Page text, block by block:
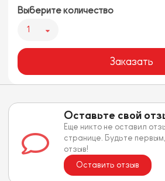
Выберите количество
1
Заказать
Оставьте свой
Еще никто не оставил
странице. Будьте
отзыв!
Оставить отзыв